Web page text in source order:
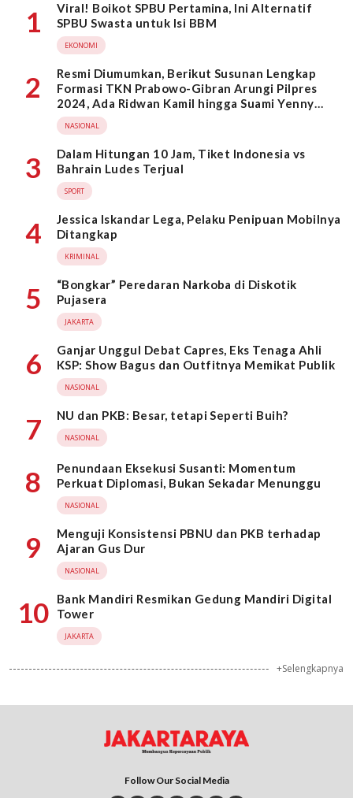
1
Viral! Boikot SPBU Pertamina, Ini Alternatif
SPBU Swasta untuk Isi BBM
EKONOMI
2
Resmi Diumumkan, Berikut Susunan Lengkap
Formasi TKN Prabowo-Gibran Arungi Pilpres
2024, Ada Ridwan Kamil hingga Suami Yenny
Wahid
NASIONAL
3
Dalam Hitungan 10 Jam, Tiket Indonesia vs
Bahrain Ludes Terjual
SPORT
4
Jessica Iskandar Lega, Pelaku Penipuan Mobilnya
Ditangkap
KRIMINAL
5
“Bongkar” Peredaran Narkoba di Diskotik
Pujasera
JAKARTA
6
Ganjar Unggul Debat Capres, Eks Tenaga Ahli
KSP: Show Bagus dan Outfitnya Memikat Publik
NASIONAL
7 NU dan PKB: Besar, tetapi Seperti Buih?
NASIONAL
8
Penundaan Eksekusi Susanti: Momentum
Perkuat Diplomasi, Bukan Sekadar Menunggu
NASIONAL
9
Menguji Konsistensi PBNU dan PKB terhadap
Ajaran Gus Dur
NASIONAL
10
Bank Mandiri Resmikan Gedung Mandiri Digital
Tower
JAKARTA
+Selengkapnya
Follow Our Social Media